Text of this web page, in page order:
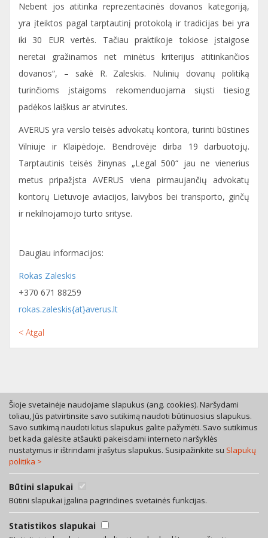
Nebent jos atitinka reprezentacinės dovanos kategoriją,
yra įteiktos pagal tarptautinį protokolą ir tradicijas bei yra
iki 30 EUR vertės. Tačiau praktikoje tokiose įstaigose
neretai gražinamos net minėtus kriterijus atitinkančios
dovanos“, – sakė R. Zaleskis. Nulinių dovanų politiką
turinčioms įstaigoms rekomenduojama siųsti tiesiog
padėkos laiškus ar atvirutes.
AVERUS yra verslo teisės advokatų kontora, turinti būstines
Vilniuje ir Klaipėdoje. Bendrovėje dirba 19 darbuotojų.
Tarptautinis teisės žinynas „Legal 500“ jau ne vienerius
metus pripažįsta AVERUS viena pirmaujančių advokatų
kontorų Lietuvoje aviacijos, laivybos bei transporto, ginčų
ir nekilnojamojo turto srityse.
Daugiau informacijos:
Rokas Zaleskis
+370 671 88259
rokas.zaleskis{at}averus.lt
< Atgal
Tel. +370 46 246630
Mob. +370 616 53055
A. Rotundo g. 5, LT-01400 Vilnius
Bendra teisinių paslaugų sutartis
Privatumo politika
Facebook
LinkedIn
Šioje svetainėje naudojame slapukus (ang. cookies). Naršydami
toliau, Jūs patvirtinsite savo sutikimą naudoti būtinuosius slapukus.
Savo sutikimą naudoti kitus slapukus galite pažymėti. Savo sutikimus
bet kada galėsite atšaukti pakeisdami interneto naršyklės
nustatymus ir ištrindami įrašytus slapukus. Susipažinkite su Slapukų
politika >
Būtini slapukai
Būtini slapukai įgalina pagrindines svetainės funkcijas.
Statistikos slapukai